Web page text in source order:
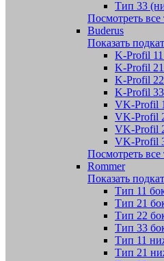
Тип 33
Посмотреть все
Buderus
Показать
K-Profil
K-Profil
K-Profil
K-Profil
VK-Profil
VK-Profil
VK-Profil
VK-Profil
Посмотреть все
Rommer
Показать
Тип 11
Тип 21
Тип 22
Тип 33
Тип 11
Тип 21